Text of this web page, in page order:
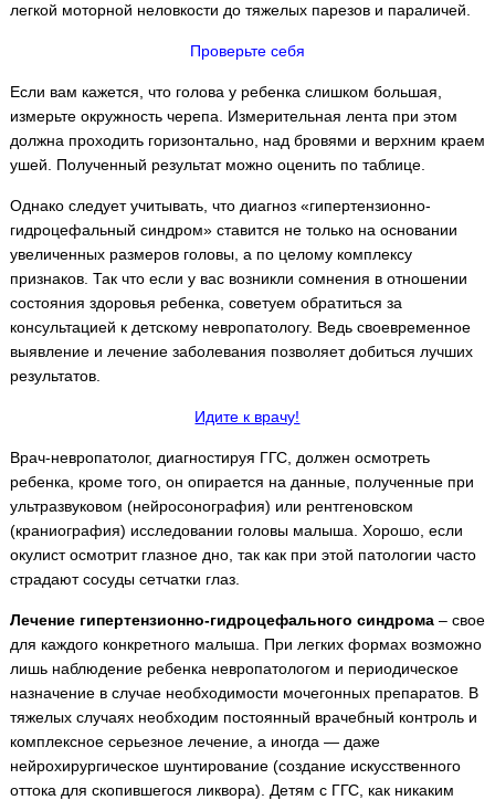
легкой моторной неловкости до тяжелых парезов и параличей.
Проверьте себя
Если вам кажется, что голова у ребенка слишком большая,
измерьте окружность черепа. Измерительная лента при этом
должна проходить горизонтально, над бровями и верхним краем
ушей. Полученный результат можно оценить по таблице.
Однако следует учитывать, что диагноз «гипертензионно-
гидроцефальный синдром» ставится не только на основании
увеличенных размеров головы, а по целому комплексу
признаков. Так что если у вас возникли сомнения в отношении
состояния здоровья ребенка, советуем обратиться за
консультацией к детскому невропатологу. Ведь своевременное
выявление и лечение заболевания позволяет добиться лучших
результатов.
Идите к врачу!
Врач-невропатолог, диагностируя ГГС, должен осмотреть
ребенка, кроме того, он опирается на данные, полученные при
ультразвуковом (нейросонография) или рентгеновском
(краниография) исследовании головы малыша. Хорошо, если
окулист осмотрит глазное дно, так как при этой патологии часто
страдают сосуды сетчатки глаз.
Лечение гипертензионно-гидроцефального синдрома– свое
для каждого конкретного малыша. При легких формах возможно
лишь наблюдение ребенка невропатологом и периодическое
назначение в случае необходимости мочегонных препаратов. В
тяжелых случаях необходим постоянный врачебный контроль и
комплексное серьезное лечение, а иногда — даже
нейрохирургическое шунтирование (создание искусственного
оттока для скопившегося ликвора). Детям с ГГС, как никаким